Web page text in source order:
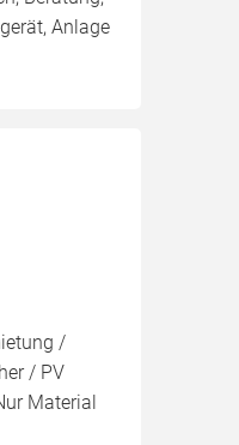
Anlage
/
/ PV
Material